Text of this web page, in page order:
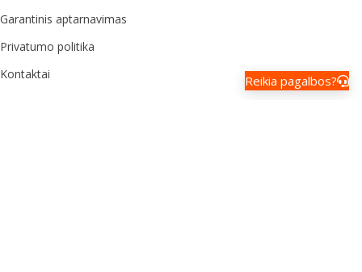
Garantinis aptarnavimas
Privatumo politika
Kontaktai
Reikia pagalbos?